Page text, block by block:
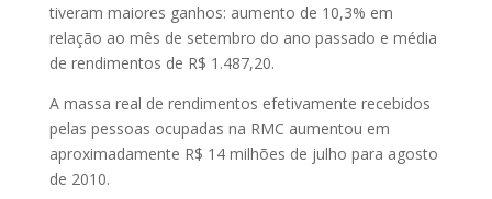
tiveram maiores ganhos: aumento de 10,3% em
relação ao mês de setembro do ano passado e média
de rendimentos de R$ 1.487,20.
A massa real de rendimentos efetivamente recebidos
pelas pessoas ocupadas na RMC aumentou em
aproximadamente R$ 14 milhões de julho para agosto
de 2010.